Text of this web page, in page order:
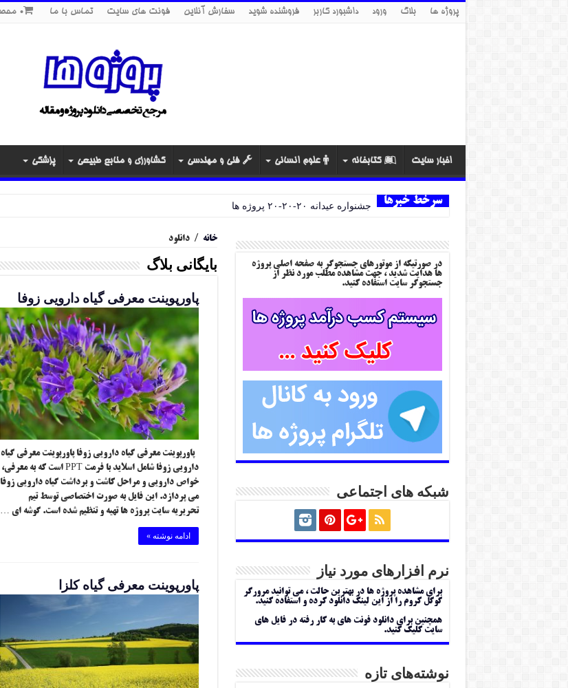
پروژه ها بلاگ ورود داشبورد کاربر فروشنده شوید سفارش آنلاین فونت های سایت تماس با ما 0 محصول
اخبار سایت کتابخانه علوم انسانی فنی و مهندسی کشاورزی و منابع طبیعی پزشکی
سرخط خبرها جشنواره عیدانه ۲۰-۲۰-۲۰ پروژه ها
خانه / دانلود
بایگانی بلاگ
پاورپوینت معرفی گیاه دارویی زوفا
پاورپوینت معرفی گیاه دارویی زوفا پاورپوینت معرفی گیاه
دارویی زوفا شامل اسلاید با فرمت PPT است که به معرفی،
خواص دارویی و مراحل کاشت و برداشت گیاه دارویی زوفا
می پردازد. این فایل به صورت اختصاصی توسط تیم
تحریریه سایت پروژه ها تهیه و تنظیم شده است. گوشه ای …
ادامه نوشته »
پاورپوینت معرفی گیاه کلزا
در صورتیکه از موتورهای جستجوگر به صفحه اصلی پروژه
ها هدایت شدید ، جهت مشاهده مطلب مورد نظر از
جستجوگر سایت استفاده کنید.
شبکه های اجتماعی
نرم افزارهای مورد نیاز
برای مشاهده پروژه ها در بهترین حالت ، می توانید مرورگر
گوگل کروم را از این لینک دانلود کرده و استفاده کنید.
همچنین برای دانلود فونت های به کار رفته در فایل های
سایت کلیک کنید.
نوشته‌های تازه